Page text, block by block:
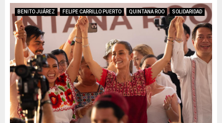
BENITO JUÁREZ FELIPE CARRILLO PUERTO QUINTANA ROO SOLIDARIDAD